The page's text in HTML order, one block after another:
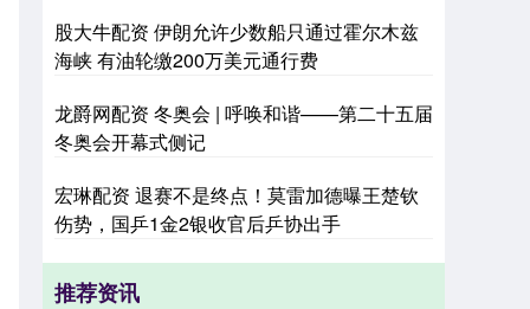
股大牛配资 伊朗允许少数船只通过霍尔木兹
海峡 有油轮缴200万美元通行费
龙爵网配资 冬奥会 | 呼唤和谐——第二十五届
冬奥会开幕式侧记
宏琳配资 退赛不是终点！莫雷加德曝王楚钦
伤势，国乒1金2银收官后乒协出手
推荐资讯